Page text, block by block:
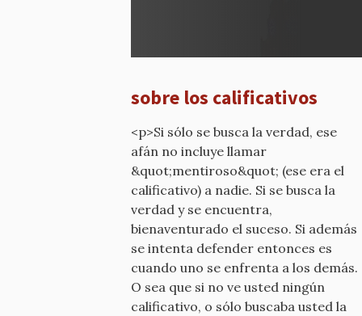
calificativo
dicho?
mcyp-
sobre los calificativos
<p>Si sólo se busca la verdad, ese
afán no incluye llamar
&quot;mentiroso&quot; (ese era el
calificativo) a nadie. Si se busca la
verdad y se encuentra,
bienaventurado el suceso. Si además
se intenta defender entonces es
cuando uno se enfrenta a los demás.
O sea que si no ve usted ningún
calificativo, o sólo buscaba usted la